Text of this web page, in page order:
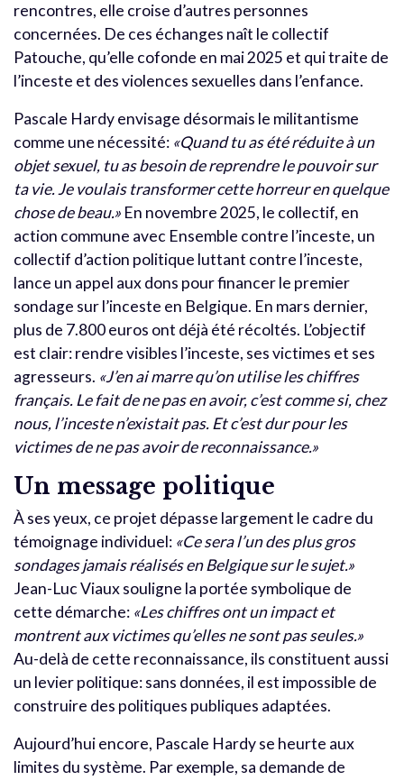
rencontres, elle croise d’autres personnes
concernées. De ces échanges naît le collectif
Patouche, qu’elle cofonde en mai 2025 et qui traite de
l’inceste et des violences sexuelles dans l’enfance.
Pascale Hardy envisage désormais le militantisme
comme une nécessité: «Quand tu as été réduite à un
objet sexuel, tu as besoin de reprendre le pouvoir sur
ta vie. Je voulais transformer cette horreur en quelque
chose de beau.» En novembre 2025, le collectif, en
action commune avec Ensemble contre l’inceste, un
collectif d’action politique luttant contre l’inceste,
lance un appel aux dons pour financer le premier
sondage sur l’inceste en Belgique. En mars dernier,
plus de 7.800 euros ont déjà été récoltés. L’objectif
est clair: rendre visibles l’inceste, ses victimes et ses
agresseurs. «J’en ai marre qu’on utilise les chiffres
français. Le fait de ne pas en avoir, c’est comme si, chez
nous, l’inceste n’existait pas. Et c’est dur pour les
victimes de ne pas avoir de reconnaissance.»
Un message politique
À ses yeux, ce projet dépasse largement le cadre du
témoignage individuel: «Ce sera l’un des plus gros
sondages jamais réalisés en Belgique sur le sujet.»
Jean-Luc Viaux souligne la portée symbolique de
cette démarche: «Les chiffres ont un impact et
montrent aux victimes qu’elles ne sont pas seules.»
Au-delà de cette reconnaissance, ils constituent aussi
un levier politique: sans données, il est impossible de
construire des politiques publiques adaptées.
Aujourd’hui encore, Pascale Hardy se heurte aux
limites du système. Par exemple, sa demande de